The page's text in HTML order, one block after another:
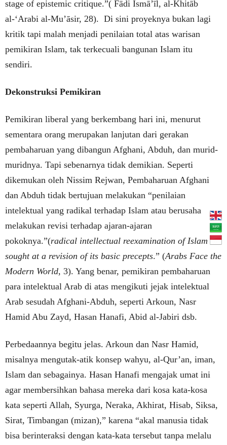
stage of epistemic critique.”( Fādi Ismā’īl, al-Khitāb
al-‘Arabi al-Mu’āsir, 28). Di sini proyeknya bukan lagi
kritik tapi malah menjadi penilaian total atas warisan
pemikiran Islam, tak terkecuali bangunan Islam itu
sendiri.
Dekonstruksi Pemikiran
Pemikiran liberal yang berkembang hari ini, menurut
sementara orang merupakan lanjutan dari gerakan
pembaharuan yang dibangun Afghani, Abduh, dan murid-
muridnya. Tapi sebenarnya tidak demikian. Seperti
dikemukan oleh Nissim Rejwan, Pembaharuan Afghani
dan Abduh tidak bertujuan melakukan “penilaian
intelektual yang radikal terhadap Islam atau berusaha
melakukan revisi terhadap ajaran-ajaran
pokoknya.”(radical intellectual reexamination of Islam or
sought at a revision of its basic precepts.” (Arabs Face the
Modern World, 3). Yang benar, pemikiran pembaharuan
para intelektual Arab di atas mengikuti jejak intelektual
Arab sesudah Afghani-Abduh, seperti Arkoun, Nasr
Hamid Abu Zayd, Hasan Hanafi, Abid al-Jabiri dsb.
Perbedaannya begitu jelas. Arkoun dan Nasr Hamid,
misalnya mengutak-atik konsep wahyu, al-Qur’an, iman,
Islam dan sebagainya. Hasan Hanafi mengajak umat ini
agar membersihkan bahasa mereka dari kosa kata-kosa
kata seperti Allah, Syurga, Neraka, Akhirat, Hisab, Siksa,
Sirat, Timbangan (mizan),” karena “akal manusia tidak
bisa berinteraksi dengan kata-kata tersebut tanpa melalu